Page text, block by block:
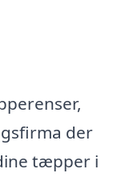
der
tæpper i